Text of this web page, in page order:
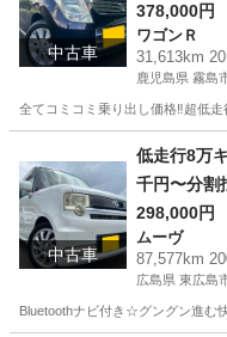
中古車
luetoothナ
ュスタート
☆純正アル
378,000円
ワゴンＲ
31,613km
鹿児島県 霧島
全てコミコミ乗り出し価格‼️超低
ワゴンＲ
中古車
低走行8万
千円〜分割
み】車内広
luetoothナ
き☆フルオ
298,000円
ムーヴ
87,577km
広島県 東広島
Bluetoothナビ付き☆グングン進む